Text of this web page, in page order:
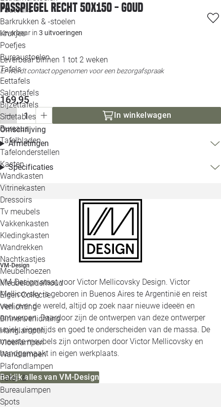
Fauteuils
Barkrukken & -stoelen
Krukjes
Poefjes
Bureaustoelen
Tafels
Eettafels
Salontafels
Bijzettafels
Sidetables
Bureaus
Tafelbladen
Tafelonderstellen
Kasten
Wandkasten
Vitrinekasten
Dressoirs
Tv meubels
Vakkenkasten
Kledingkasten
Wandrekken
Nachtkastjes
Meubelhoezen
Meubelonderhoud
Eigen Collectie
Verlichting
Binnenverlichting
Hanglampen
Vloerlampen
Wandlampen
Plafondlampen
Tafel- &
Bureaulampen
Spots
Alle
Passpiegel recht 50x150 - goud
Leverbaar in 3 uitvoeringen
Leverbaar binnen 1 tot 2 weken
Er wordt contact opgenomen voor een bezorgafspraak
169,95
In winkelwagen
Omschrijving
Afmetingen
Specificaties
VM-Design
VM-Design staat voor Victor Mellicovsky Design. Victor
Mellicovsky is geboren in Buenos Aires te Argentinië en reist
veel over de wereld, altijd op zoek naar nieuwe ideeën en
ontwerpen. Daardoor zijn de ontwerpen van deze ontwerper
uniek, eigentijds en goed te onderscheiden van de massa. De
meeste meubels zijn ontworpen door Victor Mellicovsky en
handgemaakt in eigen werkplaats.
Bekijk alles van VM-Design